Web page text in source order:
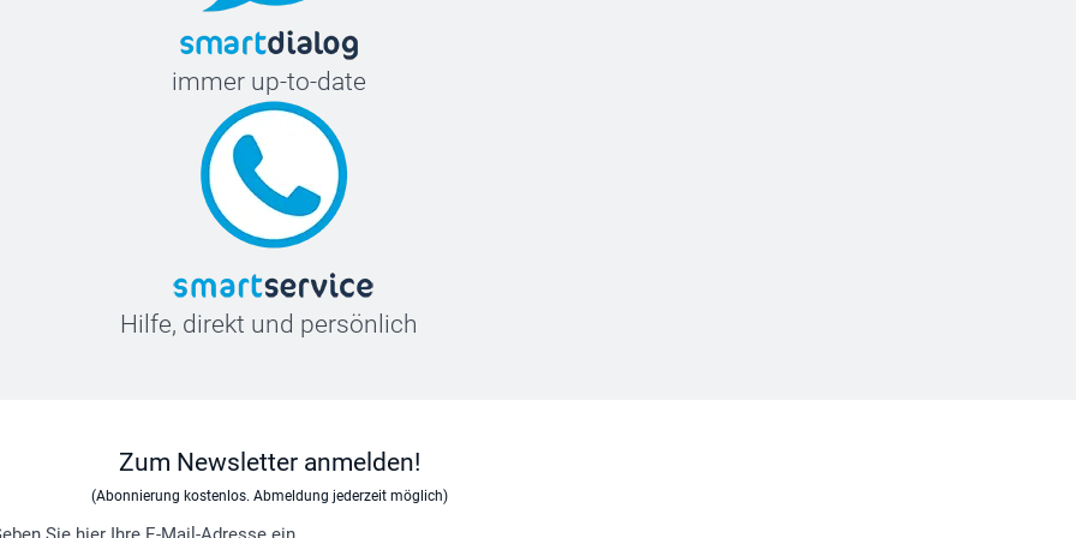
immer up-to-date
Hilfe, direkt und persönlich
Zum Newsletter anmelden!
(Abonnierung kostenlos. Abmeldung jederzeit möglich)